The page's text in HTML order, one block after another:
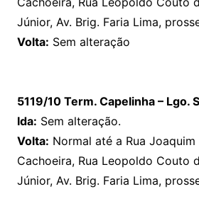
Júnior, Av. Brig. Faria Lima,
Volta: Sem alteração
5119/10 Term. Capelinha – Lgo.
Ida: Sem alteração.
Volta: Normal até a Rua
Cachoeira, Rua Leopoldo Couto
Júnior, Av. Brig. Faria Lima,